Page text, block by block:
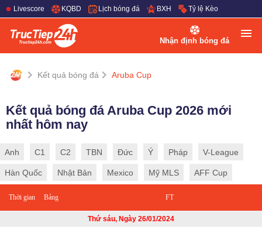
Livescore KQBD Lịch bóng đá BXH Tỷ lệ Kèo
Nhận định bóng đá
Kết quả bóng đá Aruba Cup
Kết quả bóng đá Aruba Cup 2026 mới
nhất hôm nay
Anh C1 C2 TBN Đức Ý Pháp V-League
Hàn Quốc Nhật Bản Mexico Mỹ MLS AFF Cup
Thời gian Bảng FT
Thứ sáu, Ngày 26/01/2024